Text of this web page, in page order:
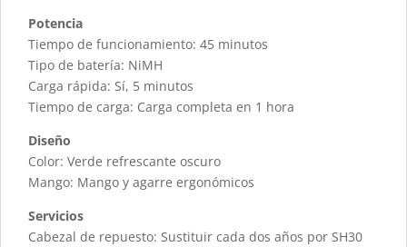
Potencia
Tiempo de funcionamiento: 45 minutos
Tipo de batería: NiMH
Carga rápida: Sí, 5 minutos
Tiempo de carga: Carga completa en 1 hora
Diseño
Color: Verde refrescante oscuro
Mango: Mango y agarre ergonómicos
Servicios
Cabezal de repuesto: Sustituir cada dos años por SH30